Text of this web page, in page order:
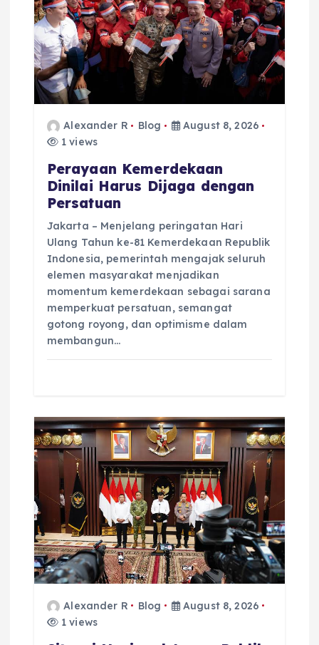
o
n
Alexander R Blog
August 8, 2026
1 views
Perayaan Kemerdekaan
Dinilai Harus Dijaga dengan
Persatuan
Jakarta – Menjelang peringatan Hari
Ulang Tahun ke-81 Kemerdekaan Republik
Indonesia, pemerintah mengajak seluruh
elemen masyarakat menjadikan
momentum kemerdekaan sebagai sarana
memperkuat persatuan, semangat
gotong royong, dan optimisme dalam
membangun…
Alexander R Blog
August 8, 2026
1 views